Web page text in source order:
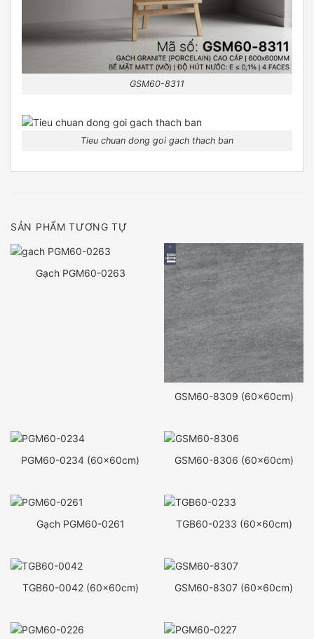
GSM60-8311
Tieu chuan dong goi gach thach ban
SẢN PHẨM TƯƠNG TỰ
Gạch PGM60-0263
GSM60-8309 (60x60cm)
PGM60-0234 (60x60cm) GSM60-8306 (60x60cm)
Gạch PGM60-0261 TGB60-0233 (60x60cm)
TGB60-0042 (60x60cm) GSM60-8307 (60x60cm)